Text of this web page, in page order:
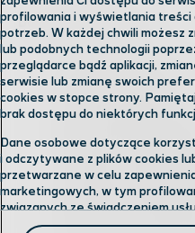
Dodatkowe informacje
Nie ma możliwości
Transmisji Danych.
Usługa jest
ofercie
Aby usługa działała
połączeń na pocztę
w telefonie kod
nawiązywania
Hasło, które należy
profilowania i wyświetlania treści
potrzeb. W każdej chwili możesz
lub podobnych technologii
przeglądarce bądź aplikacji,
serwisie lub zmianę swoich
cookies w stopce strony.
brak dostępu do niektórych
Dane osobowe dotyczące
i odczytywane z plików cookies
przetwarzane w celu
marketingowych, w tym
związanych ze świadczeniem
gospodarczej, w tym